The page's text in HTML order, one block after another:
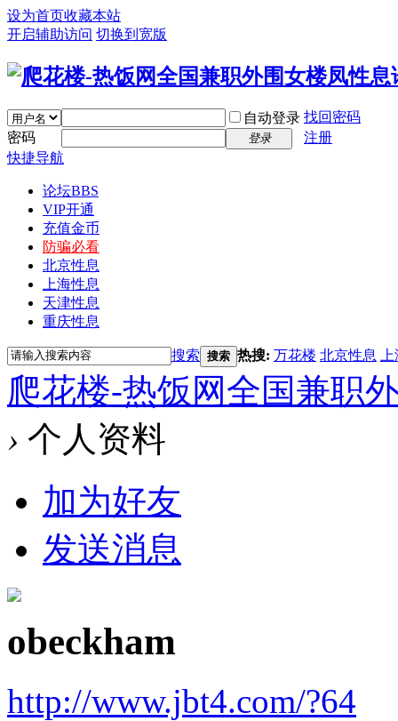
设为首页收藏本站
开启辅助访问 切换到宽版
自动登录 找回密码
密码
登录
注册
快捷导航
论坛BBS
VIP开通
充值金币
防骗必看
北京性息
上海性息
天津性息
重庆性息
搜索 搜索 热搜: 万花楼 北京性息
爬花楼-热饭网全国兼职
› 个人资料
加为好友
发送消息
obeckham
http://www.jbt4.com/?64